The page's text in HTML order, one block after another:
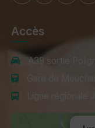
Accès
A39 sortie
Gare de
Ligne régionale